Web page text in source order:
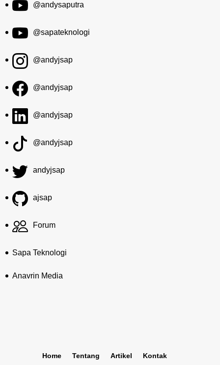
@andysaputra
@sapateknologi
@andyjsap
@andyjsap
@andyjsap
@andyjsap
andyjsap
ajsap
Forum
Sapa Teknologi
Anavrin Media
Home Tentang Artikel Kontak